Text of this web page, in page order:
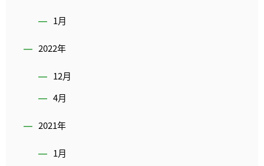
1月
2022年
12月
4月
2021年
1月